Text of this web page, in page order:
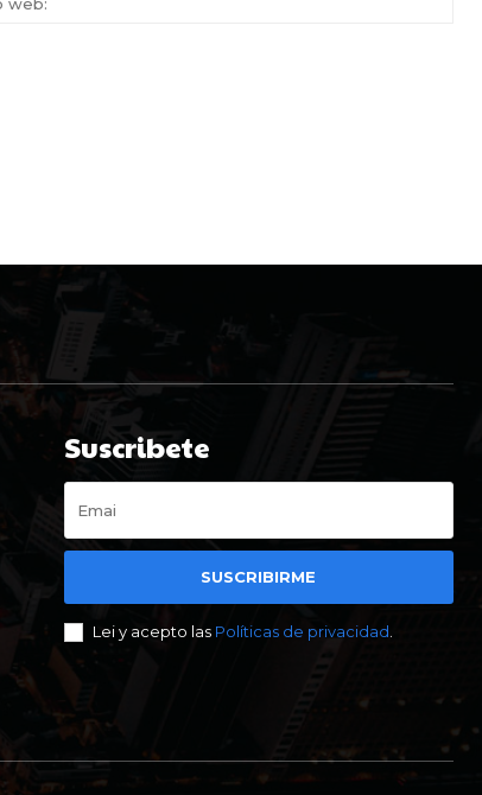
Suscribete
SUSCRIBIRME
Lei y acepto las Políticas de privacidad